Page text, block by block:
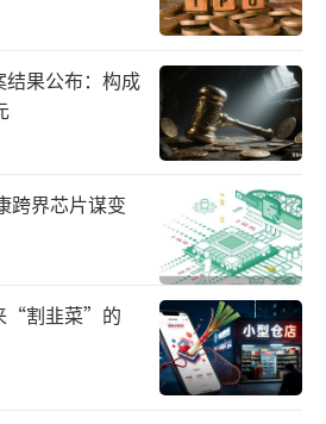
早期生物医药企业，研发
的主要成分。报告期，公司
亿元、2.92亿元和4.04亿
超9亿，研发费用占营收比
虽然迈科康目前仍未有重
处于持续亏损中，但资本市
估值，或源于市场基于迈科
RSV疫苗在内的核心产品获
。
果公布：构成
跨界芯片谋变
“割韭菜”的